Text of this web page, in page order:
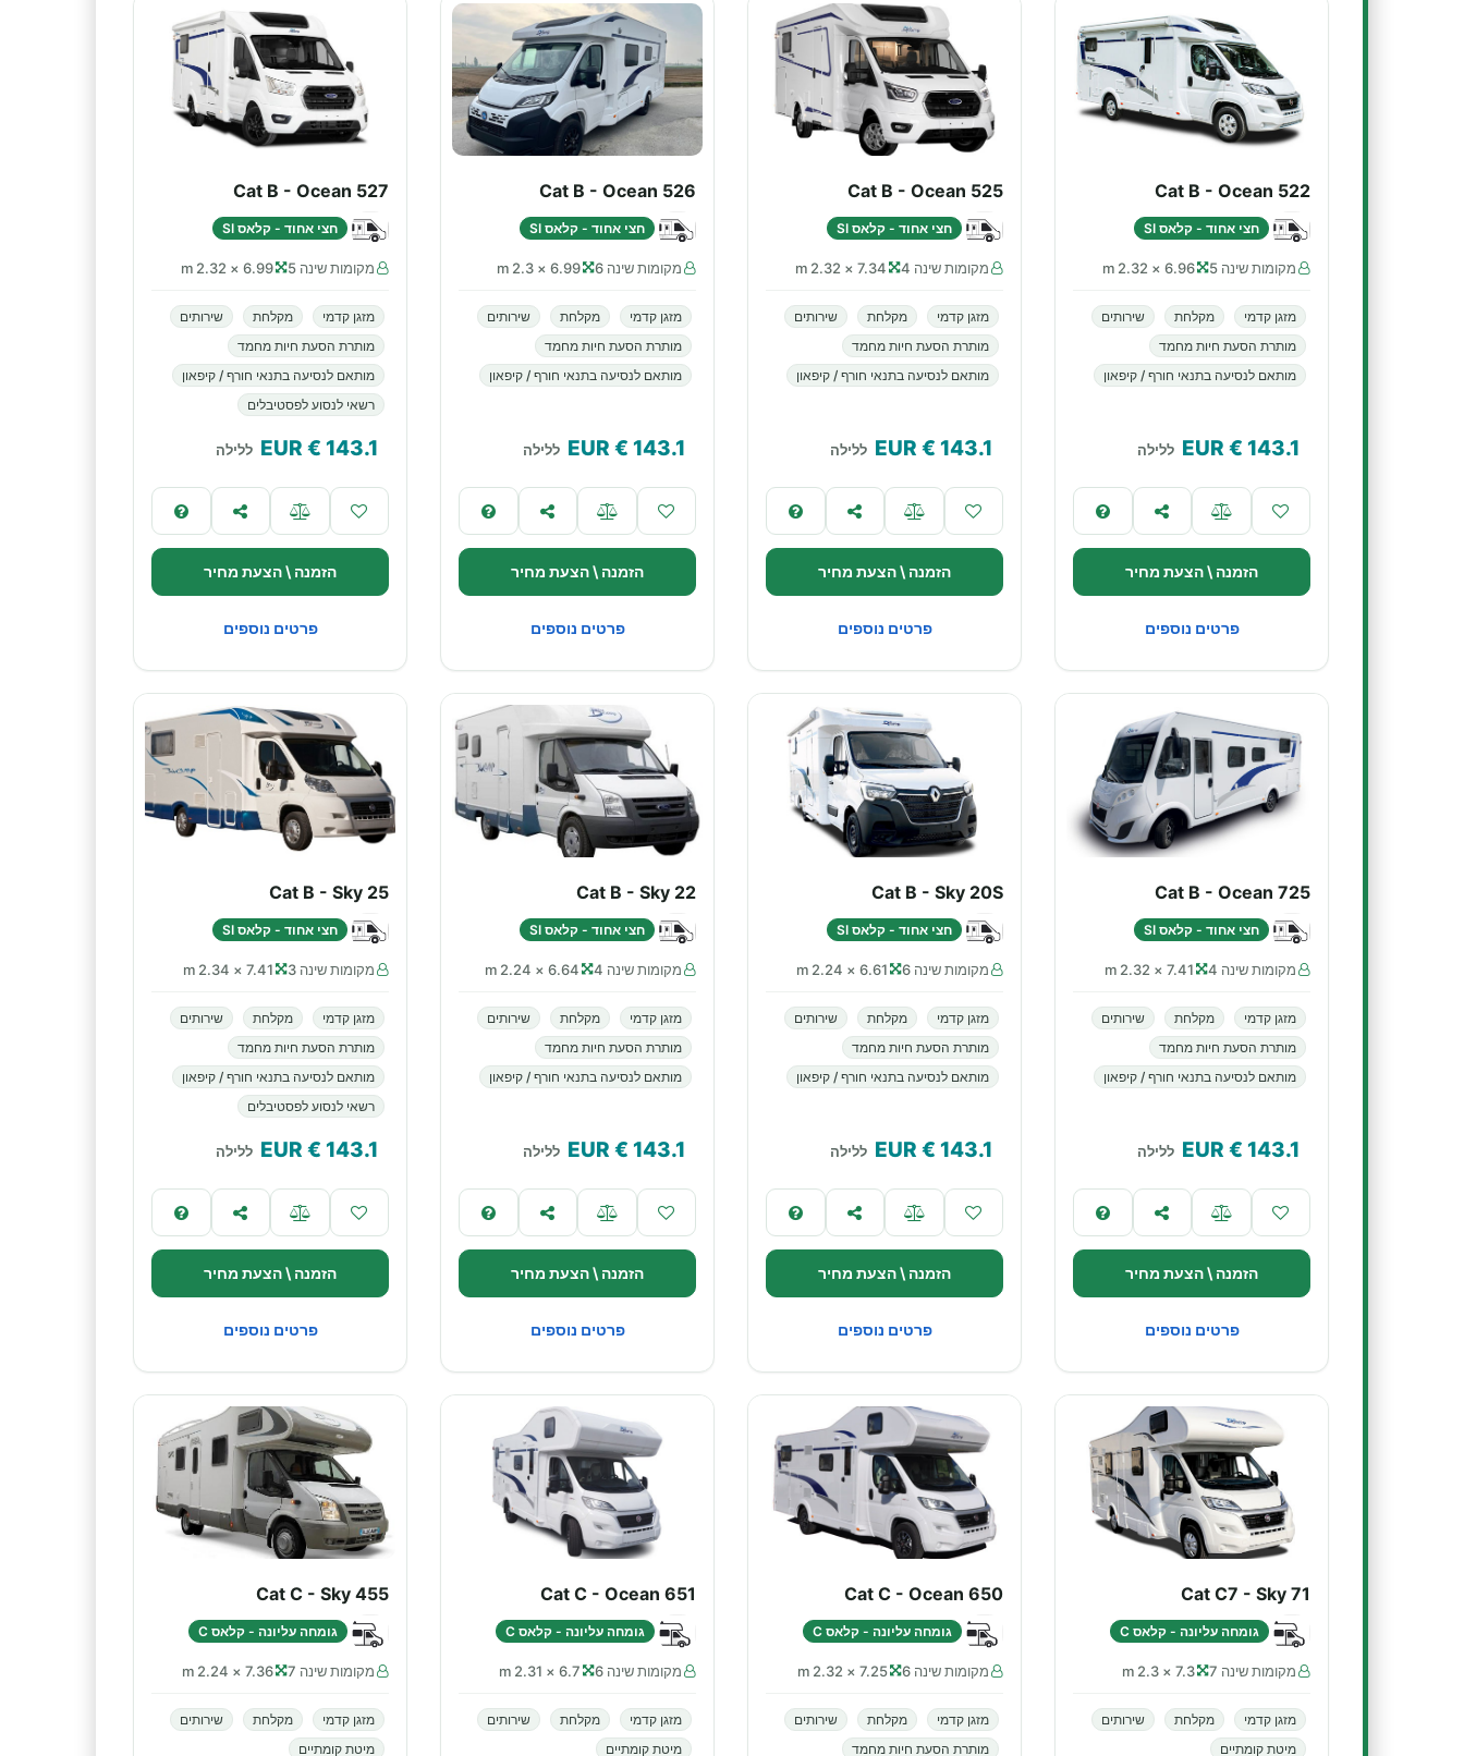
Cat B - Ocean 522
חצי אחוד - קלאס SI
מקומות שינה 5 6.96 × 2.32 m
מזגן קדמי מקלחת
שירותים
מותרת הסעת חיות מחמד
מותאם לנסיעה בתנאי חורף / קיפאון
143.1
€ EUR ללילה
הזמנה \ הצעת מחיר
פרטים נוספים
Cat B - Ocean 525
חצי אחוד - קלאס SI
מקומות שינה 4 7.34 × 2.32 m
מזגן קדמי מקלחת
שירותים
מותרת הסעת חיות מחמד
מותאם לנסיעה בתנאי חורף / קיפאון
143.1
€ EUR ללילה
הזמנה \ הצעת מחיר
פרטים נוספים
Cat B - Ocean 526
חצי אחוד - קלאס SI
מקומות שינה 6 6.99 × 2.3 m
מזגן קדמי מקלחת
שירותים
מותרת הסעת חיות מחמד
מותאם לנסיעה בתנאי חורף / קיפאון
143.1
€ EUR ללילה
הזמנה \ הצעת מחיר
פרטים נוספים
Cat B - Ocean 527
חצי אחוד - קלאס SI
מקומות שינה 5 6.99 × 2.32 m
מזגן קדמי מקלחת
שירותים
מותרת הסעת חיות מחמד
מותאם לנסיעה בתנאי חורף / קיפאון
רשאי לנסוע לפסטיבלים
143.1
€ EUR ללילה
הזמנה \ הצעת מחיר
פרטים נוספים
Cat B - Ocean 725
חצי אחוד - קלאס SI
מקומות שינה 4 7.41 × 2.32 m
מזגן קדמי מקלחת
שירותים
מותרת הסעת חיות מחמד
מותאם לנסיעה בתנאי חורף / קיפאון
143.1
€ EUR ללילה
הזמנה \ הצעת מחיר
פרטים נוספים
Cat B - Sky 20S
חצי אחוד - קלאס SI
מקומות שינה 6 6.61 × 2.24 m
מזגן קדמי מקלחת
שירותים
מותרת הסעת חיות מחמד
מותאם לנסיעה בתנאי חורף / קיפאון
143.1
€ EUR ללילה
הזמנה \ הצעת מחיר
פרטים נוספים
Cat B - Sky 22
חצי אחוד - קלאס SI
מקומות שינה 4 6.64 × 2.24 m
מזגן קדמי מקלחת
שירותים
מותרת הסעת חיות מחמד
מותאם לנסיעה בתנאי חורף / קיפאון
143.1
€ EUR ללילה
הזמנה \ הצעת מחיר
פרטים נוספים
Cat B - Sky 25
חצי אחוד - קלאס SI
מקומות שינה 3 7.41 × 2.34 m
מזגן קדמי מקלחת
שירותים
מותרת הסעת חיות מחמד
מותאם לנסיעה בתנאי חורף / קיפאון
רשאי לנסוע לפסטיבלים
143.1
€ EUR ללילה
הזמנה \ הצעת מחיר
פרטים נוספים
Cat C7 - Sky 71
גומחה עליונה - קלאס C
מקומות שינה 7 7.3 × 2.3 m
מזגן קדמי מקלחת
שירותים
מיטת קומתיים
Cat C - Ocean 650
גומחה עליונה - קלאס C
מקומות שינה 6 7.25 × 2.32 m
מזגן קדמי מקלחת
שירותים
מותרת הסעת חיות מחמד
Cat C - Ocean 651
גומחה עליונה - קלאס C
מקומות שינה 6 6.7 × 2.31 m
מזגן קדמי מקלחת
שירותים
מיטת קומתיים
Cat C - Sky 455
גומחה עליונה - קלאס C
מקומות שינה 7 7.36 × 2.24 m
מזגן קדמי מקלחת
שירותים
מיטת קומתיים